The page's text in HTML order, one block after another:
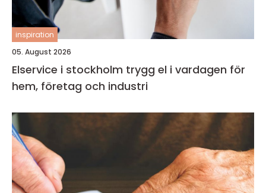
inspiration
05. August 2026
Elservice i stockholm trygg el i vardagen för
hem, företag och industri